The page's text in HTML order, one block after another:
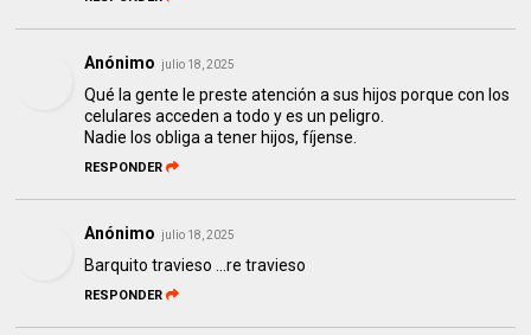
Anónimo julio 18, 2025
Qué la gente le preste atención a sus hijos porque con los
celulares acceden a todo y es un peligro.
Nadie los obliga a tener hijos, fíjense.
RESPONDER
Anónimo julio 18, 2025
Barquito travieso ...re travieso
RESPONDER